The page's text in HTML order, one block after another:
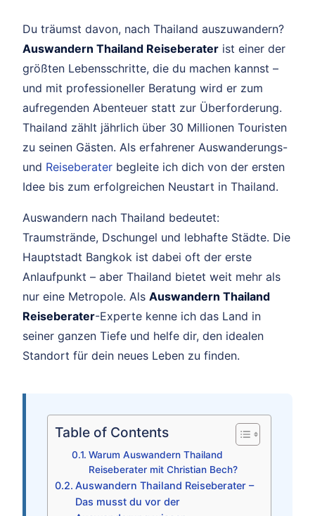
Du träumst davon, nach Thailand auszuwandern?
Auswandern Thailand Reiseberater ist einer der
größten Lebensschritte, die du machen kannst –
und mit professioneller Beratung wird er zum
aufregenden Abenteuer statt zur Überforderung.
Thailand zählt jährlich über 30 Millionen Touristen
zu seinen Gästen. Als erfahrener Auswanderungs-
und Reiseberater begleite ich dich von der ersten
Idee bis zum erfolgreichen Neustart in Thailand.
Auswandern nach Thailand bedeutet:
Traumstrände, Dschungel und lebhafte Städte. Die
Hauptstadt Bangkok ist dabei oft der erste
Anlaufpunkt – aber Thailand bietet weit mehr als
nur eine Metropole. Als Auswandern Thailand
Reiseberater-Experte kenne ich das Land in
seiner ganzen Tiefe und helfe dir, den idealen
Standort für dein neues Leben zu finden.
Table of Contents
Warum Auswandern Thailand
Reiseberater mit Christian Bech?
Auswandern Thailand Reiseberater –
Das musst du vor der